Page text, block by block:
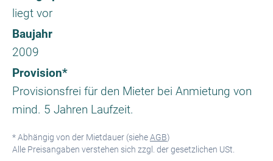
liegt vor
Baujahr
2009
Provision*
Provisionsfrei für den Mieter bei Anmietung von
mind. 5 Jahren Laufzeit.
* Abhängig von der Mietdauer (sieheAGB)
Alle Preisangaben verstehen sich zzgl. der gesetzlichen USt.